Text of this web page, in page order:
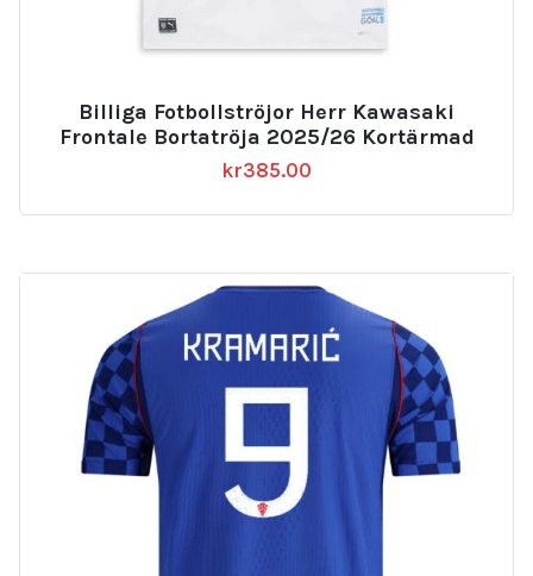
Billiga Fotbollströjor Herr Kawasaki
Frontale Bortatröja 2025/26 Kortärmad
kr385.00